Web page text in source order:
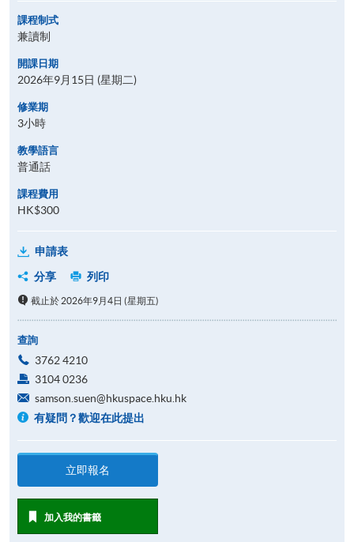
課程制式
兼讀制
開課日期
2026年9月15日 (星期二)
修業期
3小時
教學語言
普通話
課程費用
HK$300
申請表
分享
列印
截止於 2026年9月4日 (星期五)
查詢
3762 4210
3104 0236
samson.suen@hkuspace.hku.hk
有疑問？歡迎在此提出
立即報名
加入我的書籤